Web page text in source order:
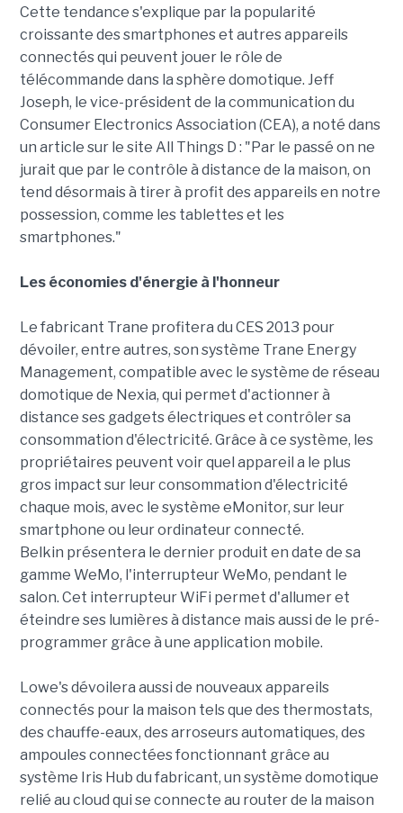
Cette tendance s'explique par la popularité
croissante des smartphones et autres appareils
connectés qui peuvent jouer le rôle de
télécommande dans la sphère domotique. Jeff
Joseph, le vice-président de la communication du
Consumer Electronics Association (CEA), a noté dans
un article sur le site All Things D : "Par le passé on ne
jurait que par le contrôle à distance de la maison, on
tend désormais à tirer à profit des appareils en notre
possession, comme les tablettes et les
smartphones."
Les économies d'énergie à l'honneur
Le fabricant Trane profitera du CES 2013 pour
dévoiler, entre autres, son système Trane Energy
Management, compatible avec le système de réseau
domotique de Nexia, qui permet d'actionner à
distance ses gadgets électriques et contrôler sa
consommation d'électricité. Grâce à ce système, les
propriétaires peuvent voir quel appareil a le plus
gros impact sur leur consommation d'électricité
chaque mois, avec le système eMonitor, sur leur
smartphone ou leur ordinateur connecté.
Belkin présentera le dernier produit en date de sa
gamme WeMo, l'interrupteur WeMo, pendant le
salon. Cet interrupteur WiFi permet d'allumer et
éteindre ses lumières à distance mais aussi de le pré-
programmer grâce à une application mobile.
Lowe's dévoilera aussi de nouveaux appareils
connectés pour la maison tels que des thermostats,
des chauffe-eaux, des arroseurs automatiques, des
ampoules connectées fonctionnant grâce au
système Iris Hub du fabricant, un système domotique
relié au cloud qui se connecte au router de la maison